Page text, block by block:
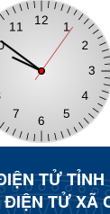
TỬ
TỬ XÃ